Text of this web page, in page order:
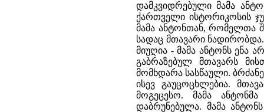
დამკვიდრებული მამა
ქართველი ისტორიკოსის
მამა ანტონთან, რომელთა
სადაც მთავარი
მიუღია - მამა ანტონს ენა
გაბრაზებულ მთავარს
მომხდარა სასწაული.
ისევ გაუცოცხლებია.
მოგეცესო. მამა
დაბრუნებულა. მამა